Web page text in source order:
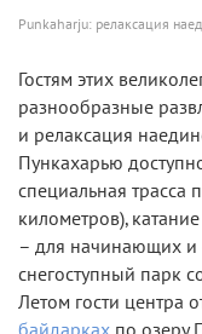
Punkaharju: релаксация
Гостям этих
разнообразные
и релаксация
Пункахарью
специальная трасса
километров),
– для начинающих и
снегоступный парк
Летом гости центра